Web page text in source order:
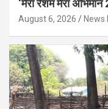
‘मेरा रेशम मेरा
August 6, 2026 News